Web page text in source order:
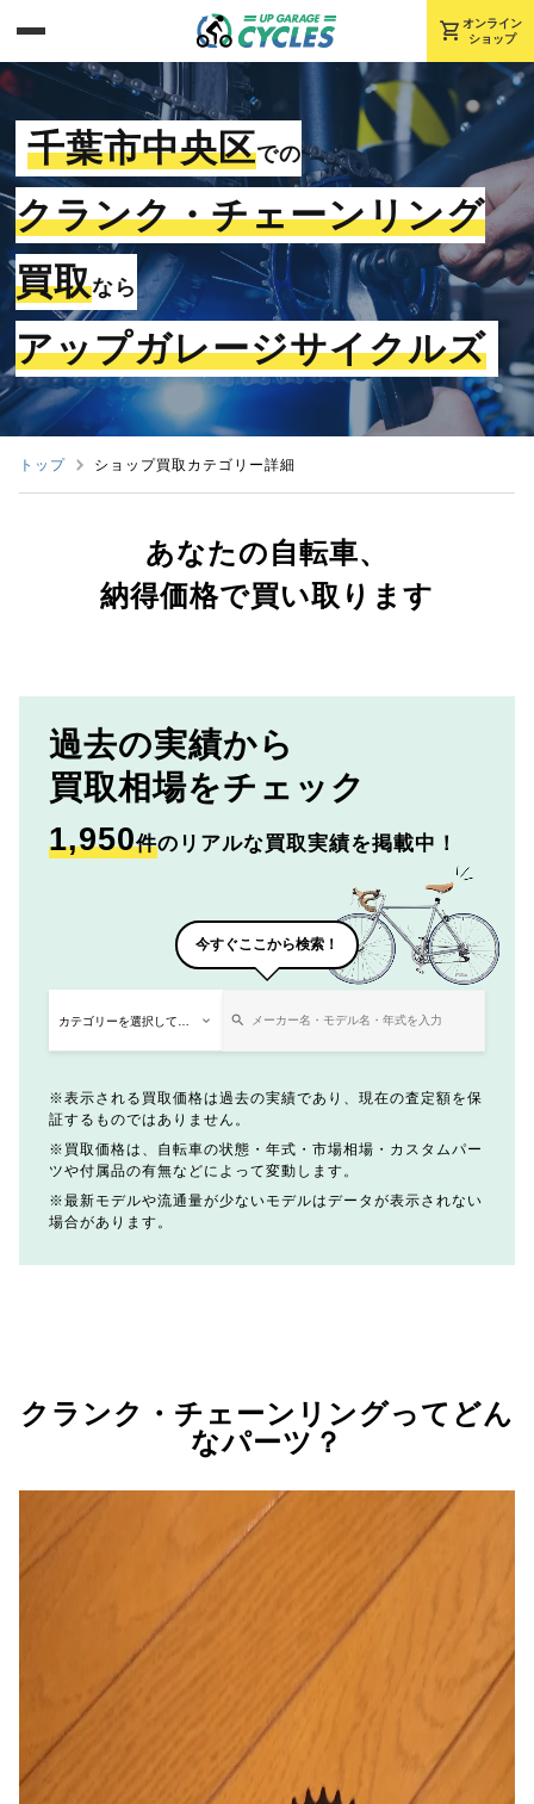
shopping_cart オンライン
ショップ
千葉市中央区での
クランク・チェーンリング
買取なら
アップガレージサイクルズ
トップ ショップ買取カテゴリー詳細
あなたの自転車、
納得価格で買い取ります
過去の実績から
買取相場をチェック
1,950件のリアルな買取実績を掲載中！
今すぐここから検索！
表示される買取価格は過去の実績であり、現在の査定額を保
証するものではありません。
買取価格は、自転車の状態・年式・市場相場・カスタムパー
ツや付属品の有無などによって変動します。
最新モデルや流通量が少ないモデルはデータが表示されない
場合があります。
クランク・チェーンリングってどん
なパーツ？